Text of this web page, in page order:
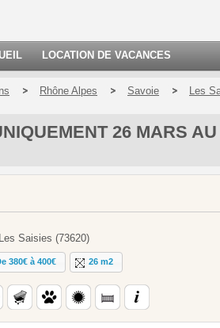
LOCATION DE VACANCES
Rhône Alpes Savoie Les
26 MARS
Saisies (73620)
380€ à 400€ 26 m2